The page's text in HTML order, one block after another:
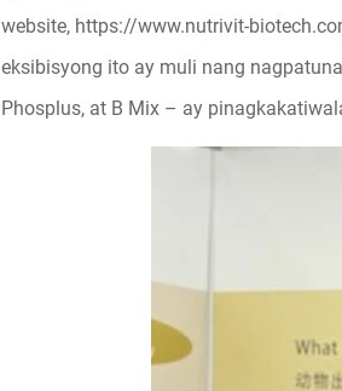
website, https://www.nutrivit-
eksibisyong ito ay muli nang
Phosplus, at B Mix – ay